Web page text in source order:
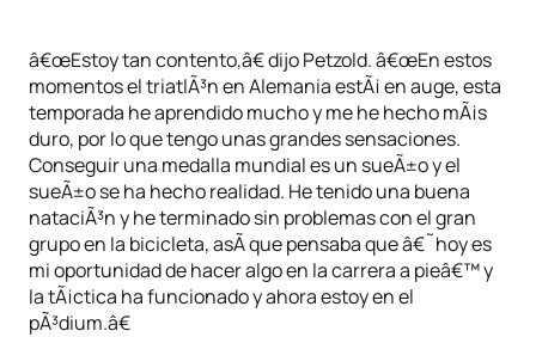
â€œEstoy tan contento,â€ dijo Petzold. â€œEn estos
momentos el triatlÃ³n en Alemania estÃ¡ en auge, esta
temporada he aprendido mucho y me he hecho mÃ¡s
duro, por lo que tengo unas grandes sensaciones.
Conseguir una medalla mundial es un sueÃ±o y el
sueÃ±o se ha hecho realidad. He tenido una buena
nataciÃ³n y he terminado sin problemas con el gran
grupo en la bicicleta, asÃ­ que pensaba que â€˜hoy es
mi oportunidad de hacer algo en la carrera a pieâ€™ y
la tÃ¡ctica ha funcionado y ahora estoy en el
pÃ³dium.â€